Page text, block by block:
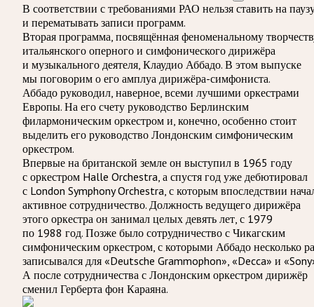
В соответствии с требованиями РАО нельзя ставить на
и перематывать записи программ.
Вторая программа, посвящённая феноменальному
итальянского оперного и симфонического дирижёра
и музыкального деятеля, Клаудио Аббадо. В этом выпуске
мы поговорим о его амплуа дирижёра-симфониста.
Аббадо руководил, наверное, всеми лучшими оркестрами
Европы. На его счету руководство Берлинским
филармоническим оркестром и, конечно, особенно стоит
выделить его руководство Лондонским симфоническим
оркестром.
Впервые на британской земле он выступил в 1965 году
с оркестром Halle Orchestra, а спустя год уже дебютировал
с London Symphony Orchestra, с которым впоследствии
активное сотрудничество. Должность ведущего дирижёра
этого оркестра он занимал целых девять лет, с 1979
по 1988 год. Позже было сотрудничество с Чикагским
симфоническим оркестром, с которыми Аббадо несколько
записывался для «Deutsche Grammophon», «Decca» и
А после сотрудничества с Лондонским оркестром дирижёр
сменил Герберта фон Караяна.